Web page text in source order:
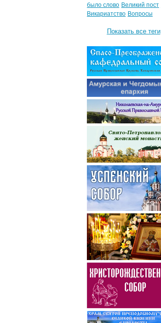
было слово Великий пост
Викариатство Вопросы
Показать все теги